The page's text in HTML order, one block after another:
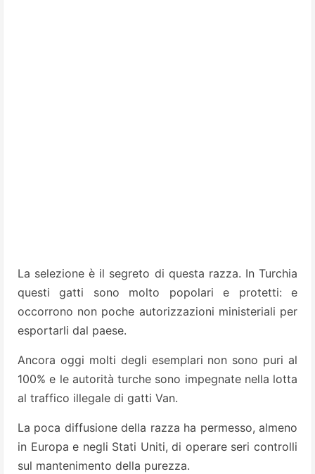
La selezione è il segreto di questa razza. In Turchia
questi gatti sono molto popolari e protetti: e
occorrono non poche autorizzazioni ministeriali per
esportarli dal paese.
Ancora oggi molti degli esemplari non sono puri al
100% e le autorità turche sono impegnate nella lotta
al traffico illegale di gatti Van.
La poca diffusione della razza ha permesso, almeno
in Europa e negli Stati Uniti, di operare seri controlli
sul mantenimento della purezza.